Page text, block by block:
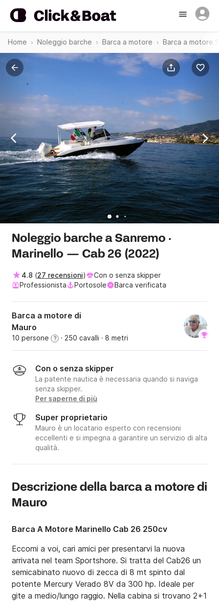
Home Noleggio barche Barca a motore Barca a motore
Noleggio barche a Sanremo ·
Marinello — Cab 26 (2022)
4.8 (27 recensioni)
Con o senza skipper
Professionista
Portosole Barca verificata
Barca a motore di
Mauro
10 persone ? · 250 cavalli · 8 metri
Con o senza skipper
La patente nautica è necessaria quando si naviga
senza skipper.
Per saperne di più
Super proprietario
Mauro è un locatario esperto con recensioni
eccellenti e si impegna a garantire un servizio di alta
qualità.
Descrizione della barca a motore di
Mauro
Barca A Motore Marinello Cab 26 250cv
Eccomi a voi, cari amici per presentarvi la nuova
arrivata nel team Sportshore. Si tratta del Cab26 un
semicabinato nuovo di zecca di 8 mt spinto dal
potente Mercury Verado 8V da 300 hp. Ideale per
gite a medio/lungo raggio. Nella cabina si trovano 2+1